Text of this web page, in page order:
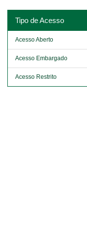
Tipo de Acesso
Acesso Aberto
Acesso Embargado
Acesso Restrito